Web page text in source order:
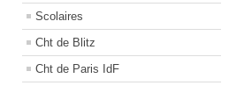
Scolaires
Cht de Blitz
Cht de Paris IdF